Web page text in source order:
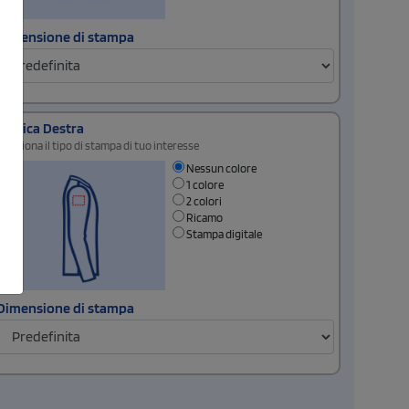
Dimensione di stampa
Manica Destra
Seleziona il tipo di stampa di tuo interesse
Nessun colore
1 colore
2 colori
Ricamo
Stampa digitale
di stampa